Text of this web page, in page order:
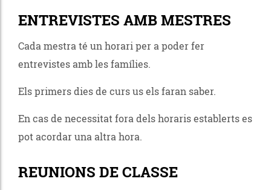
ENTREVISTES AMB MESTRES
Cada mestra té un horari per a poder fer
entrevistes amb les famílies.
Els primers dies de curs us els faran saber.
En cas de necessitat fora dels horaris establerts es
pot acordar una altra hora.
REUNIONS DE CLASSE